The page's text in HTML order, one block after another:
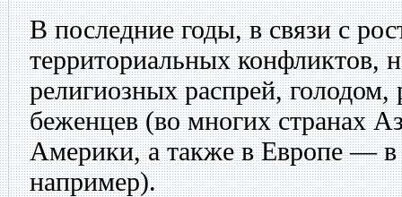
В последние годы, в связи с
территориальных конфликтов,
религиозных распрей, голодом,
беженцев (во многих странах
Америки, а также в Европе —
например).